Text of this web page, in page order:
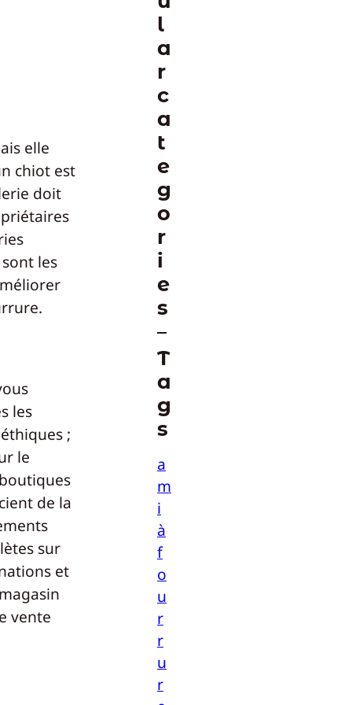
elle
chiot est
doit
les
les
;
le
de la
sur
et
vente
l
a
r
c
a
t
e
g
o
r
i
e
s
T
a
g
s
a
m
i
à
f
o
u
r
r
u
r